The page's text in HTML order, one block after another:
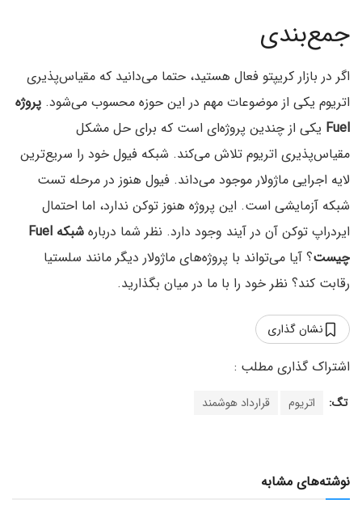
جمع‌بندی
اگر در بازار کریپتو فعال هستید، حتما می‌دانید که مقیاس‌پذیری
اتریوم یکی از موضوعات مهم در این حوزه محسوب می‌شود. پروژه
Fuel یکی از چندین پروژه‌ای است که برای حل مشکل
مقیاس‌پذیری اتریوم تلاش می‌کند. شبکه فیول خود را سریع‌ترین
لایه اجرایی ماژولار موجود می‌داند. فیول هنوز در مرحله تست
شبکه آزمایشی است. این پروژه هنوز توکن ندارد، اما احتمال
ایردراپ توکن آن در آیند وجود دارد. نظر شما درباره
شبکه Fuel
چیست؟ آیا می‌تواند با پروژه‌های ماژولار دیگر مانند سلستیا
رقابت کند؟ نظر خود را با ما در میان بگذارید.
نشان گذاری
تگ: اتریوم قرارداد هوشمند
نوشته‌های مشابه